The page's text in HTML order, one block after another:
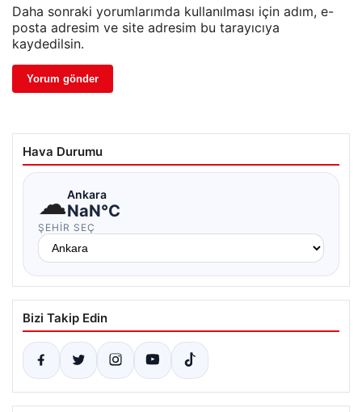
Daha sonraki yorumlarımda kullanılması için adım, e-
posta adresim ve site adresim bu tarayıcıya
kaydedilsin.
Hava Durumu
☁Ankara
NaN°C
ŞEHIR SEÇ
Bizi Takip Edin